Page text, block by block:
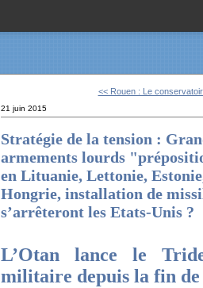
<< Rouen : Le
21 juin 2015
Stratégie de la tension :
armements lourds
en Lituanie, Lettonie,
Hongrie, installation de
s’arrêteront les Etats-Unis ?
L’Otan lance le
militaire depuis la fin